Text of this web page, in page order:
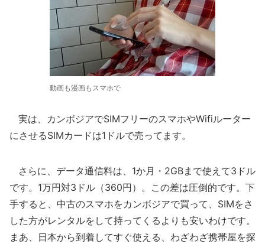
動画も漫画もスマホで
実は、カンボジアでSIMフリーのスマホやWifiルーター
にさせるSIMカードは1ドルで売ってます。
さらに、データ通信料は、1か月・2GBまで使えて3ドル
です。1万円対3ドル（360円）。この差は圧倒的です。下
手すると、中古のスマホをカンボジアで買って、SIMをさ
した方がレンタルをして持ってくるよりも安いわけです。
まあ、日本から到着してすぐ使える、わざわざ携帯屋を探